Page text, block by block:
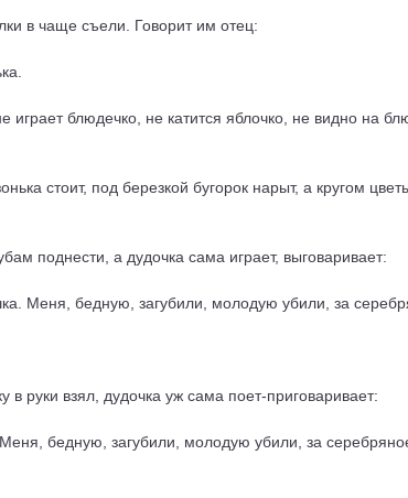
в чаще съели. Говорит им отец:
блюдечко, не катится яблочко, не видно на
стоит, под березкой бугорок нарыт, а кругом
поднести, а дудочка сама играет, выговаривает:
Меня, бедную, загубили, молодую убили, за
руки взял, дудочка уж сама поет-приговаривает:
бедную, загубили, молодую убили, за